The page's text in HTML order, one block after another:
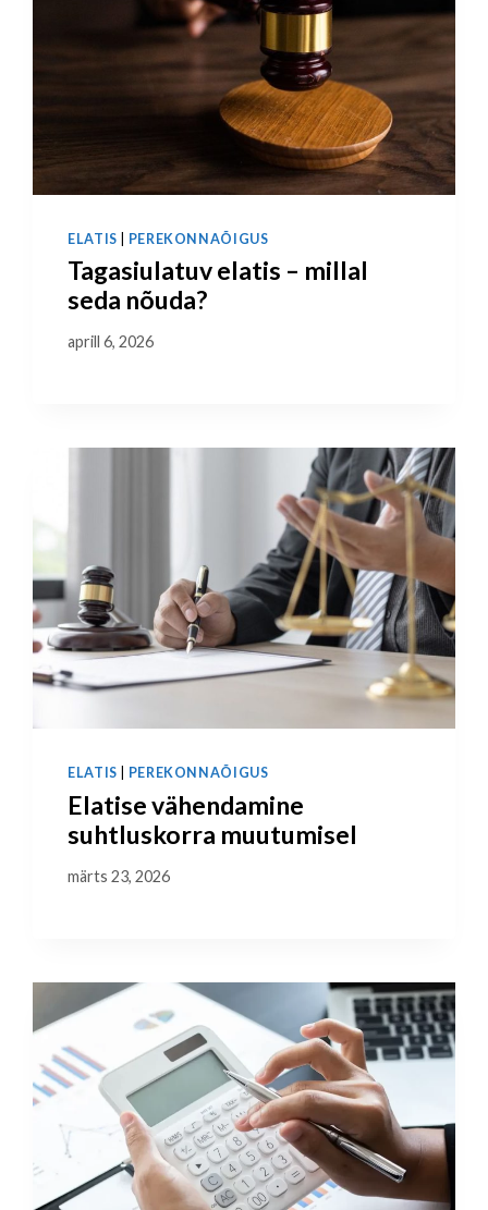
ELATIS PEREKONNAÕIGUS
Tagasiulatuv elatis – millal
seda nõuda?
aprill 6, 2026
ELATIS PEREKONNAÕIGUS
Elatise vähendamine
suhtluskorra muutumisel
märts 23, 2026